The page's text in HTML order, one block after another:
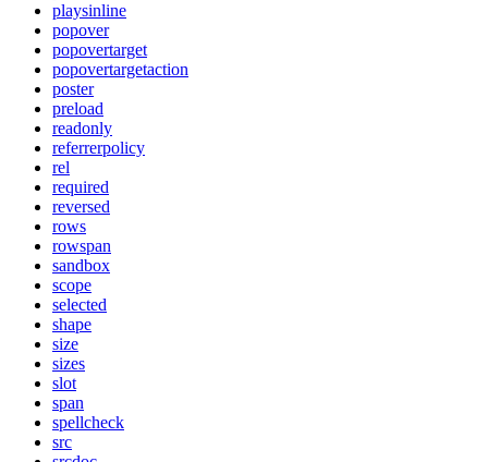
playsinline
popover
popovertarget
popovertargetaction
poster
preload
readonly
referrerpolicy
rel
required
reversed
rows
rowspan
sandbox
scope
selected
shape
size
sizes
slot
span
spellcheck
src